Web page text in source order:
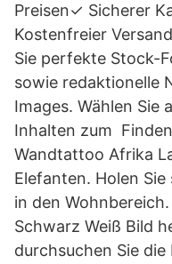
Preisen✓ Sicherer
Kostenfreier
Sie perfekte Stock-
sowie redaktionelle
Images. Wählen Sie
Inhalten zum
Wandtattoo Afrika
Elefanten. Holen
in den
Schwarz Weiß Bild
durchsuchen Sie